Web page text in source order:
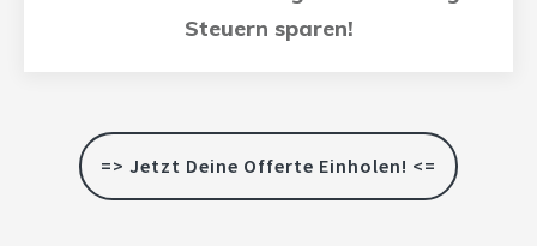
Steuern sparen!
=> Jetzt Deine Offerte Einholen! <=